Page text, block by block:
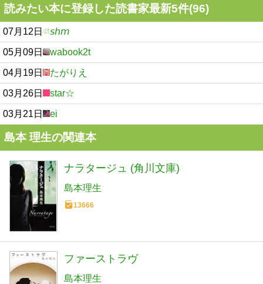
読みたい本に登録した読書家最新5件(96)
07月12日 𝘴𝘩𝘮
05月09日 wabook2t
04月19日 たがりえ
03月26日 star☆
03月21日 ei
島本 理生の関連本
ナラタージュ (角川文庫)
島本理生
13666
ファーストラヴ
島本理生